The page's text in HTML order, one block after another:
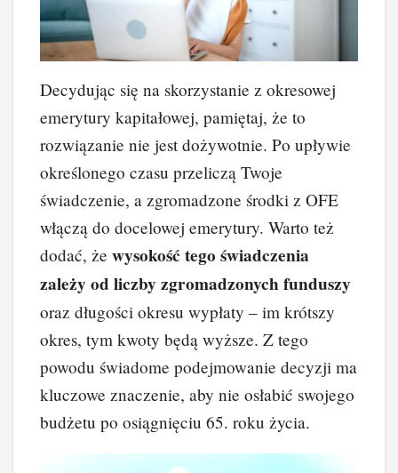
Decydując się na skorzystanie z okresowej
emerytury kapitałowej, pamiętaj, że to
rozwiązanie nie jest dożywotnie. Po upływie
określonego czasu przeliczą Twoje
świadczenie, a zgromadzone środki z OFE
włączą do docelowej emerytury. Warto też
dodać, że wysokość tego świadczenia
zależy od liczby zgromadzonych funduszy
oraz długości okresu wypłaty – im krótszy
okres, tym kwoty będą wyższe. Z tego
powodu świadome podejmowanie decyzji ma
kluczowe znaczenie, aby nie osłabić swojego
budżetu po osiągnięciu 65. roku życia.